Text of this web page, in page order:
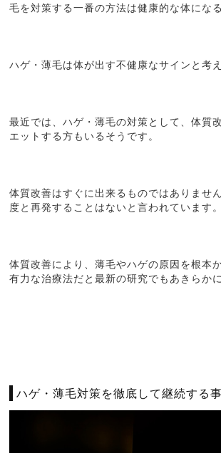
毛を対策する一番の方法は健康的な体にな
ハゲ・薄毛は体が出す不健康なサインと考
最近では、ハゲ・薄毛の対策として、体質
エットする方もいるそうです。
体質改善はすぐに出来るものではありませ
度と再発することはないと言われています。
体質改善により、薄毛やハゲの原因を根本
有力な治療法だと最新の研究でもあきらか
ハゲ・薄毛対策を徹底して継続する事